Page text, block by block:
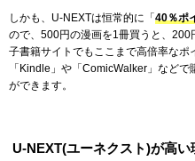
しかも、U-NEXTは恒常的に「 40％ポ
ので、500円の漫画を1冊買うと、
子書籍サイトでもここまで高倍率なポ
「Kindle」や「ComicWalker」など
ができます。
U-NEXT(ユーネクスト)が高